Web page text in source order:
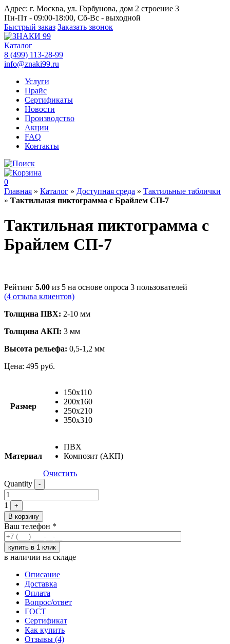
Адрес: г. Москва, ул. Горбунова, дом 2 строение 3
Пн-Пт - 09:00-18:00, Сб-Вс - выходной
Быстрый заказ Заказать звонок
Каталог
8 (499) 113-28-99
info@znaki99.ru
Услуги
Прайс
Сертификаты
Новости
Производство
Акции
FAQ
Контакты
0
Главная » Каталог » Доступная среда » Тактильные таблички
» Тактильная пиктограмма с Брайлем СП-7
Тактильная пиктограмма с
Брайлем СП-7
Рейтинг 5.00 из 5 на основе опроса 3 пользователей
(4 отзыва клиентов)
Толщина ПВХ: 2-10 мм
Толщина АКП: 3 мм
Высота рельефа: 0,5-1,2 мм
Цена: 495 руб.
Размер
150х110
200х160
250х210
350х310
Материал
ПВХ
Композит (АКП)
Очистить
Quantity
-
1
+
В корзину
Ваш телефон *
в наличии на складе
Описание
Доставка
Оплата
Вопрос/ответ
ГОСТ
Сертификат
Как купить
Отзывы (4)